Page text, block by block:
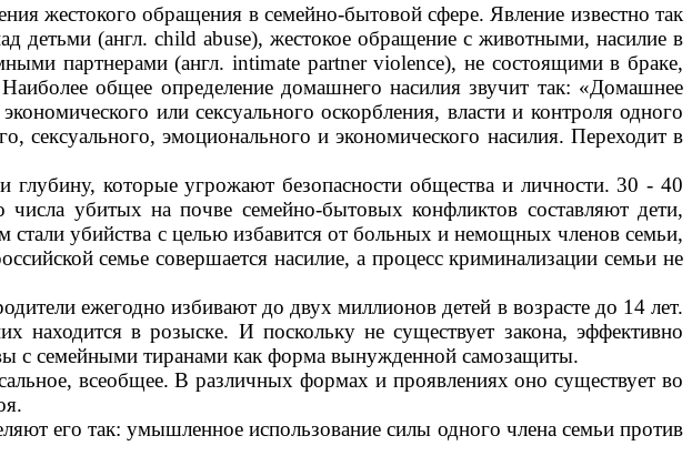
жестокого обращения в семейно-бытовой сфере. Явление известно так
детьми (англ. child abuse), жестокое обращение с животными, насилие в
партнерами (англ. intimate partner violence), не состоящими в браке,
общее определение домашнего насилия звучит так: «Домашнее
или сексуального оскорбления, власти и контроля одного
сексуального, эмоционального и экономического насилия. Переходит в
которые угрожают безопасности общества и личности. 30 - 40
убитых на почве семейно-бытовых конфликтов составляют дети,
убийства с целью избавится от больных и немощных членов семьи,
семье совершается насилие, а процесс криминализации семьи не
ежегодно избивают до двух миллионов детей в возрасте до 14 лет.
находится в розыске. И поскольку не существует закона, эффективно
с семейными тиранами как форма вынужденной самозащиты.
всеобщее. В различных формах и проявлениях оно существует во
его так: умышленное использование силы одного члена семьи против
над ним власти.